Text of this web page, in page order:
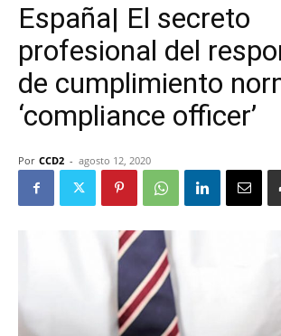
Claras
Digital
España| El secreto
profesional del
de cumplimiento
‘compliance officer’
Por CCD2 - agosto 12, 2020